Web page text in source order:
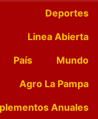
Deportes
Linea Abierta
País
Mundo
Agro La Pampa
Anuales